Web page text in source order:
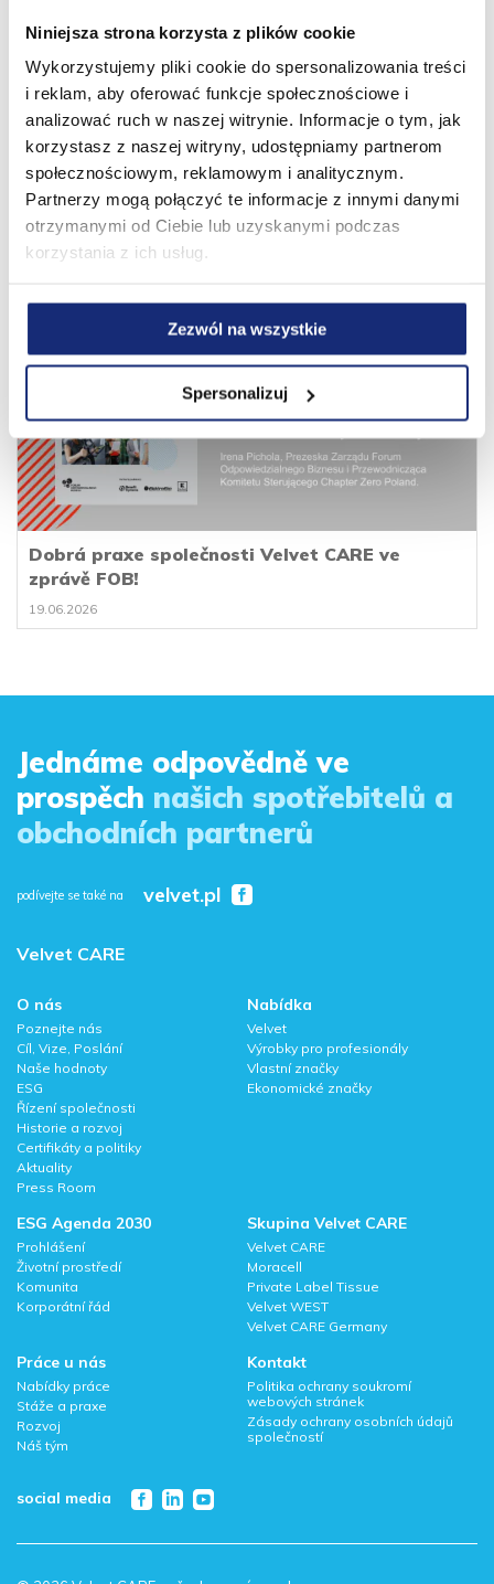
Niniejsza strona korzysta z plików cookie
Wykorzystujemy pliki cookie do spersonalizowania treści
i reklam, aby oferować funkcje społecznościowe i
analizować ruch w naszej witrynie. Informacje o tym, jak
korzystasz z naszej witryny, udostępniamy partnerom
społecznościowym, reklamowym i analitycznym.
Partnerzy mogą połączyć te informacje z innymi danymi
otrzymanymi od Ciebie lub uzyskanymi podczas
korzystania z ich usług.
Zezwól na wszystkie
Spersonalizuj
13 let za námi. Nové obzory před námi!
01.08.2026
Dobrá praxe společnosti Velvet CARE ve
zprávě FOB!
19.06.2026
Jednáme odpovědně ve
prospěch našich spotřebitelů a
obchodních partnerů
podívejte se také na velvet.pl
Velvet CARE
O nás
Poznejte nás
Cíl, Vize, Poslání
Naše hodnoty
ESG
Řízení společnosti
Historie a rozvoj
Certifikáty a politiky
Aktuality
Press Room
Nabídka
Velvet
Výrobky pro profesionály
Vlastní značky
Ekonomické značky
ESG Agenda 2030
Prohlášení
Životní prostředí
Komunita
Korporátní řád
Skupina Velvet CARE
Velvet CARE
Moracell
Private Label Tissue
Velvet WEST
Velvet CARE Germany
Práce u nás
Nabídky práce
Stáže a praxe
Rozvoj
Náš tým
Kontakt
Politika ochrany soukromí
webových stránek
Zásady ochrany osobních údajů
společností
social media